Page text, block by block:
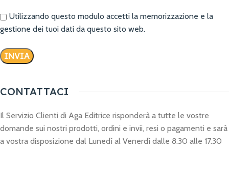
Utilizzando questo modulo accetti la memorizzazione e la
gestione dei tuoi dati da questo sito web.
CONTATTACI
Il Servizio Clienti di Aga Editrice risponderà a tutte le vostre
domande sui nostri prodotti, ordini e invii, resi o pagamenti e sarà
a vostra disposizione dal Lunedì al Venerdì dalle 8.30 alle 17.30